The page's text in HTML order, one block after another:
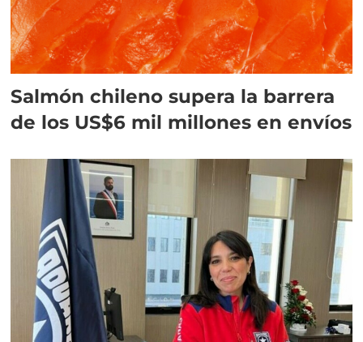
Salmón chileno supera la barrera
de los US$6 mil millones en envíos